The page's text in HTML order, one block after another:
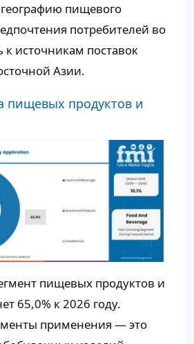
пищевого
потребителей во
к источникам поставок
Азии.
пищевых продуктов и
пищевых продуктов и
65,0% к 2026 году.
применения — это